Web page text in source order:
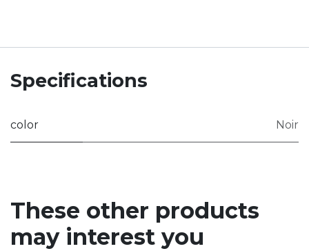
Specifications
color Noir
These other products
may interest you